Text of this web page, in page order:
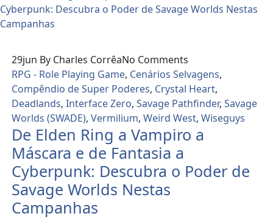
29jun By Charles CorrêaNo Comments
RPG - Role Playing Game, Cenários Selvagens,
Compêndio de Super Poderes, Crystal Heart,
Deadlands,Interface Zero,Savage Pathfinder,Savage
Worlds (SWADE),Vermilium,Weird West,Wiseguys
De Elden Ring a Vampiro a
Máscara e de Fantasia a
Cyberpunk: Descubra o Poder de
Savage Worlds Nestas
Campanhas